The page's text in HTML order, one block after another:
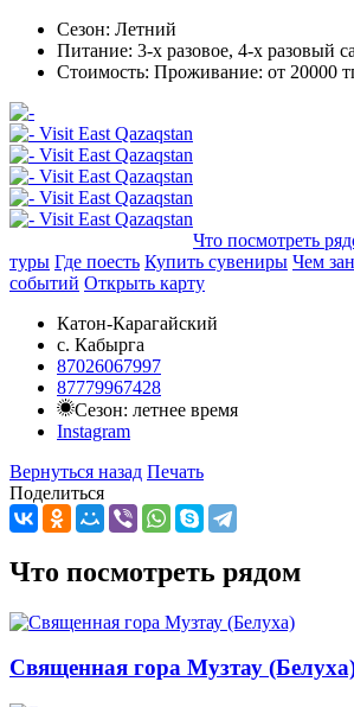
Сезон: Летний
Питание: 3-х разовое, 4-х разовый
Стоимость: Проживание: от 20000
Что посмотреть
туры Где поесть Купить сувениры Чем
событий Открыть карту
Катон-Карагайский
с. Кабырга
87026067997
87779967428
Сезон: летнее время
Instagram
Вернуться назад Печать
Поделиться
Что посмотреть рядом
Священная гора Музтау